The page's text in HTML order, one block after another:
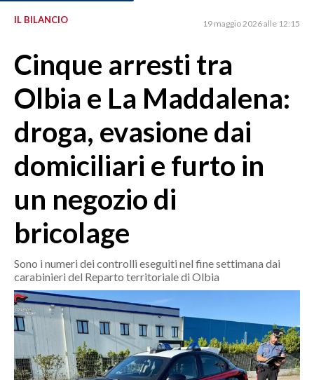
MEDIO CAMPIDANO
ORISTANO E PROVINCIA
GALLURA
NUORO E PROVINCIA
OGLIASTRA
AGENDA
CRONACA
MONDO
POLITICA
ECONOMIA
SERVIZI ALLE IMPRESE
IL BILANCIO 19 maggio 2026 alle 12:15
Cinque arresti tra
Olbia e La Maddalena:
droga, evasione dai
domiciliari e furto in
un negozio di
bricolage
Sono i numeri dei controlli eseguiti nel fine settimana dai
carabinieri del Reparto territoriale di Olbia